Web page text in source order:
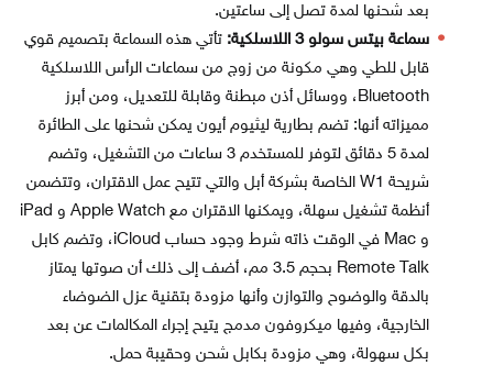
بعد شحنها لمدة تصل إلى ساعتين.
سماعة بيتس سولو 3 اللاسلكية:
تأتي هذه السماعة بتصميم قوي
قابل للطي وهي مكونة من زوج من سماعات الرأس اللاسلكية
Bluetooth، ووسائل أذن مبطنة وقابلة للتعديل، ومن أبرز
مميزاته أنها: تضم بطارية ليثيوم أيون يمكن شحنها على الطائرة
لمدة 5 دقائق لتوفر للمستخدم 3 ساعات من التشغيل، وتضم
شريحة W1 الخاصة بشركة أبل والتي تتيح عمل الاقتران، وتتضمن
أنظمة تشغيل سهلة، ويمكنها الاقتران مع Apple Watch و iPad
و Mac في الوقت ذاته شرط وجود حساب iCloud، وتضم كابل
Remote Talk بحجم 3.5 مم، أضف إلى ذلك أن صوتها يمتاز
بالدقة والوضوح والتوازن وأنها مزودة بتقنية عزل الضوضاء
الخارجية، وفيها ميكروفون مدمج يتيح إجراء المكالمات عن بعد
بكل سهولة، وهي مزودة بكابل شحن وحقيبة حمل.